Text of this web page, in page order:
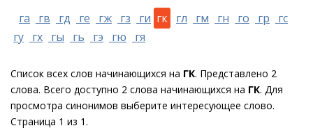
га гв гд ге гж гз ги гк гл гм гн го гр
гс
гу гх гы гь гэ гю гя
Список всех слов начинающихся на ГК. Представлено 2
слова. Всего доступно 2 слова начинающихся на ГК. Для
просмотра синонимов выберите интересующее слово.
Страница 1 из 1.